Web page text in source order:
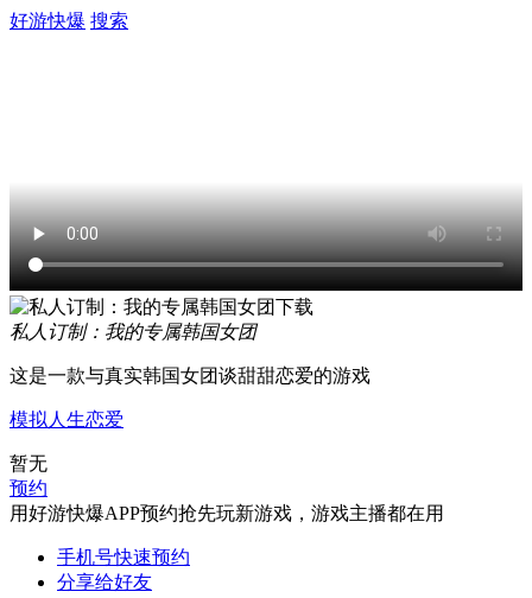
好游快爆 搜索
私人订制：我的专属韩国女团
这是一款与真实韩国女团谈甜甜恋爱的游戏
模拟人生恋爱
暂无
预约
用好游快爆APP预约抢先玩新游戏，游戏主播都在用
手机号快速预约
分享给好友